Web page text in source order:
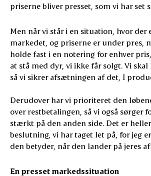
priserne bliver presset, som vi har set
Men når vi står i en situation, hvor der
markedet, og priserne er under pres,
holde fast i en notering for enhver
at stå med dyr, vi ikke får solgt. Vi skal
så vi sikrer afsætningen af det, I
Derudover har vi prioriteret den
over restbetalingen, så vi også sørger
stærkt på den anden side. Det er
beslutning, vi har taget let på, for jeg
den betyder, når den lander på jeres
En presset markedssituation